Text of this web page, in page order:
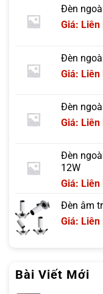
Đèn
Giá: Liên
Đèn
Giá: Liên
Đèn
Giá: Liên
Đèn
12W
Giá: Liên
Đèn âm
Giá: Liên
Bài Viết Mới